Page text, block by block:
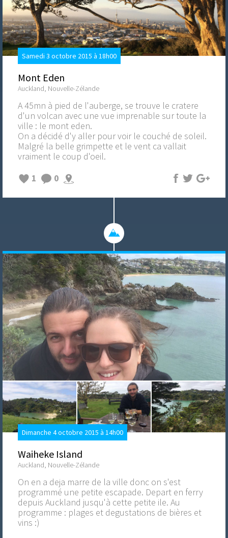
Samedi 3 octobre 2015 à 18h00
Mont Eden
Auckland, Nouvelle-Zélande
A 45mn à pied de l'auberge, se trouve le cratere
d'un volcan avec une vue imprenable sur toute la
ville : le mont eden.
On a décidé d'y aller pour voir le couché de soleil.
Malgré la belle grimpette et le vent ca vallait
vraiment le coup d'oeil.
1
0
Dimanche 4 octobre 2015 à 14h00
Waiheke Island
Auckland, Nouvelle-Zélande
On en a deja marre de la ville donc on s'est
programmé une petite escapade. Depart en ferry
depuis Auckland jusqu'à cette petite ile. Au
programme : plages et degustations de bières et
vins :)